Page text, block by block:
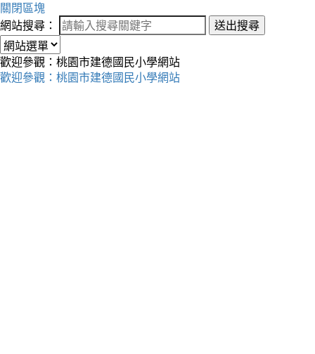
關閉區塊
網站搜尋：
送出搜尋
歡迎參觀：桃園市建德國民小學網站
歡迎參觀：桃園市建德國民小學網站